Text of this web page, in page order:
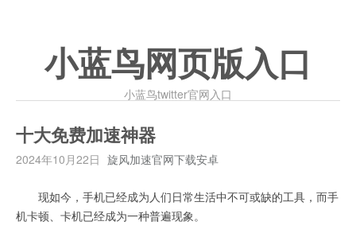
小蓝鸟网页版入口
小蓝鸟twitter官网入口
十大免费加速神器
2024年10月22日 旋风加速官网下载安卓
现如今，手机已经成为人们日常生活中不可或缺的工具，而手
机卡顿、卡机已经成为一种普遍现象。